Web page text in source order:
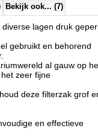
Bekijk ook... (7)
lagen druk
gebruikt en behorend
al gauw op
zeer fijne
deze filterzak grof
en effectieve